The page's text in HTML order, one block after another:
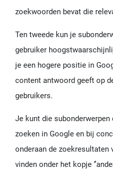
zoekwoorden bevat die
Ten tweede kun je
gebruiker
je een hogere positie in
content antwoord geeft op
gebruikers.
Je kunt die
zoeken in Google en bij
onderaan de
vinden onder het kopje